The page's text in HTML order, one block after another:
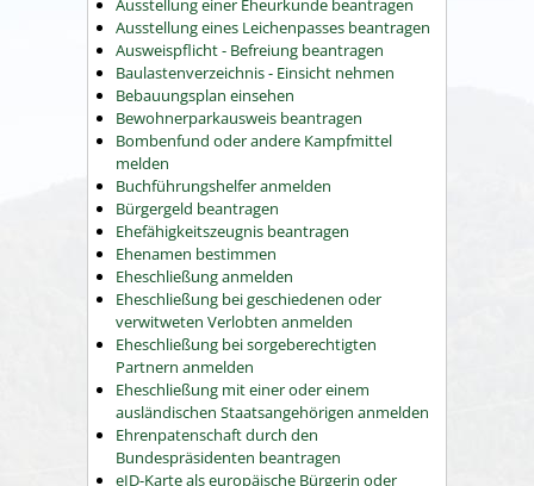
Ausstellung einer Eheurkunde beantragen
Ausstellung eines Leichenpasses beantragen
Ausweispflicht - Befreiung beantragen
Baulastenverzeichnis - Einsicht nehmen
Bebauungsplan einsehen
Bewohnerparkausweis beantragen
Bombenfund oder andere Kampfmittel
melden
Buchführungshelfer anmelden
Bürgergeld beantragen
Ehefähigkeitszeugnis beantragen
Ehenamen bestimmen
Eheschließung anmelden
Eheschließung bei geschiedenen oder
verwitweten Verlobten anmelden
Eheschließung bei sorgeberechtigten
Partnern anmelden
Eheschließung mit einer oder einem
ausländischen Staatsangehörigen anmelden
Ehrenpatenschaft durch den
Bundespräsidenten beantragen
eID-Karte als europäische Bürgerin oder